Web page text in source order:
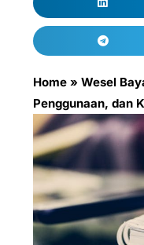
Home » Wesel
Penggunaan, dan